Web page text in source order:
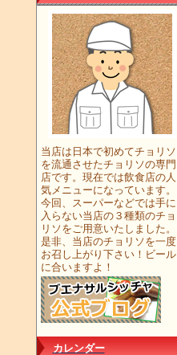
当店は日本で初めてチョリソ
を流通させたチョリソの専門
店です。現在では飲食店の人
気メニューになっています。
今回、スーパーなどでは手に
入らない当店の３種類のチョ
リソをご用意いたしました。
是非、当店のチョリソを一度
お召し上がり下さい！ビール
に合いますよ！
カレンダー